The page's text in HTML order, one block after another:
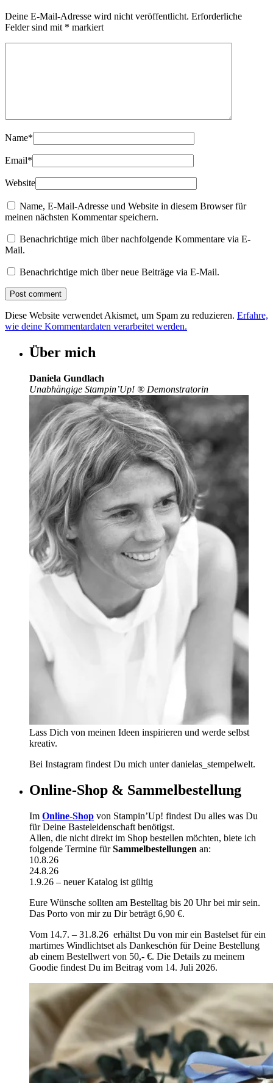
Deine E-Mail-Adresse wird nicht veröffentlicht. Erforderliche
Felder sind mit * markiert
Name*
Email*
Website
Name, E-Mail-Adresse und Website in diesem Browser für
meinen nächsten Kommentar speichern.
Benachrichtige mich über nachfolgende Kommentare via E-
Mail.
Benachrichtige mich über neue Beiträge via E-Mail.
Diese Website verwendet Akismet, um Spam zu reduzieren. Erfahre,
wie deine Kommentardaten verarbeitet werden.
Über mich
Daniela Gundlach
Unabhängige Stampin’Up! ® Demonstratorin
Lass Dich von meinen Ideen inspirieren und werde selbst
kreativ.
Bei Instagram findest Du mich unter danielas_stempelwelt.
Online-Shop & Sammelbestellung
Im Online-Shop von Stampin’Up! findest Du alles was Du
für Deine Basteleidenschaft benötigst.
Allen, die nicht direkt im Shop bestellen möchten, biete ich
folgende Termine fürSammelbestellungen an:
10.8.26
24.8.26
1.9.26 – neuer Katalog ist gültig
Eure Wünsche sollten am Bestelltag bis 20 Uhr bei mir sein.
Das Porto von mir zu Dir beträgt 6,90 €.
Vom 14.7. – 31.8.26 erhältst Du von mir ein Bastelset für ein
martimes Windlichtset als Dankeschön für Deine Bestellung
ab einem Bestellwert von 50,- €. Die Details zu meinem
Goodie findest Du im Beitrag vom 14. Juli 2026.